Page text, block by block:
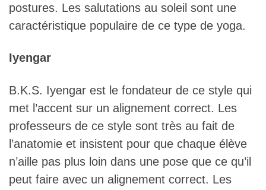
postures. Les salutations au soleil sont une
caractéristique populaire de ce type de yoga.
Iyengar
B.K.S. Iyengar est le fondateur de ce style qui
met l’accent sur un alignement correct. Les
professeurs de ce style sont très au fait de
l’anatomie et insistent pour que chaque élève
n’aille pas plus loin dans une pose que ce qu’il
peut faire avec un alignement correct. Les